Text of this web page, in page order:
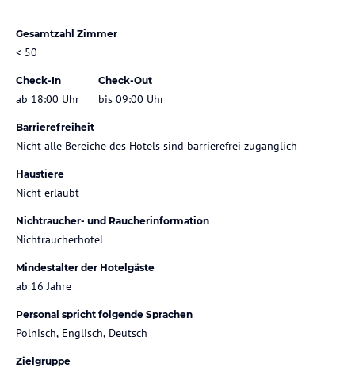
Gesamtzahl Zimmer
< 50
Check-In
ab 18:00 Uhr
Check-Out
bis 09:00 Uhr
Barrierefreiheit
Nicht alle Bereiche des Hotels sind barrierefrei zugänglich
Haustiere
Nicht erlaubt
Nichtraucher- und Raucherinformation
Nichtraucherhotel
Mindestalter der Hotelgäste
ab 16 Jahre
Personal spricht folgende Sprachen
Polnisch, Englisch, Deutsch
Zielgruppe